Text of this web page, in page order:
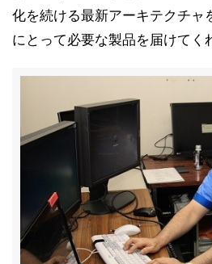
化を続ける最新アーキテクチャ
にとって必要な製品を届けてく